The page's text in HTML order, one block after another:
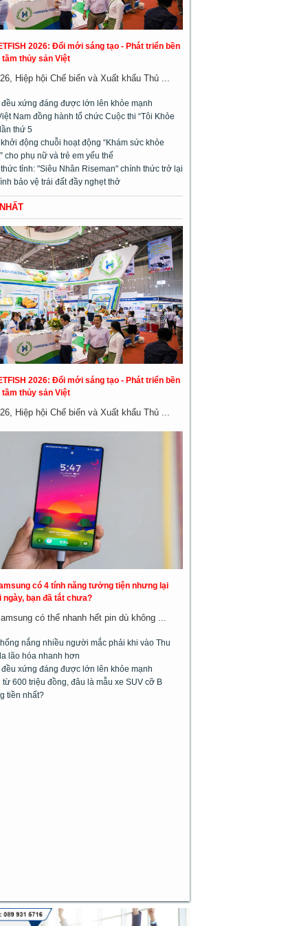
2026: Đổi mới sáng tạo - Phát triển bền
thủy sản Việt
Hiệp hội Chế biến và Xuất khẩu Thủ ...
đều xứng đáng được lớn lên khỏe mạnh
Nam đồng hành tổ chức Cuộc thi “Tôi Khỏe
thứ 5
động chuỗi hoạt động “Khám sức khỏe
cho phụ nữ và trẻ em yếu thế
tỉnh: "Siêu Nhân Riseman" chính thức trở lại
bảo vệ trái đất đầy nghẹt thở
2026: Đổi mới sáng tạo - Phát triển bền
thủy sản Việt
Hiệp hội Chế biến và Xuất khẩu Thủ ...
có 4 tính năng tưởng tiện nhưng lại
ngày, bạn đã tắt chưa?
có thể nhanh hết pin dù không ...
nắng nhiều người mắc phải khi vào Thu
lão hóa nhanh hơn
đều xứng đáng được lớn lên khỏe mạnh
từ 600 triệu đồng, đâu là mẫu xe SUV cỡ B
tiền nhất?